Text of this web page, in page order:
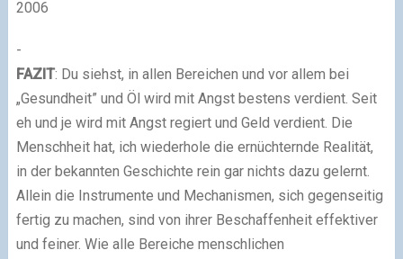
2006
-
FAZIT: Du siehst, in allen Bereichen und vor allem bei
„Gesundheit” und Öl wird mit Angst bestens verdient. Seit
eh und je wird mit Angst regiert und Geld verdient. Die
Menschheit hat, ich wiederhole die ernüchternde Realität,
in der bekannten Geschichte rein gar nichts dazu gelernt.
Allein die Instrumente und Mechanismen, sich gegenseitig
fertig zu machen, sind von ihrer Beschaffenheit effektiver
und feiner. Wie alle Bereiche menschlichen